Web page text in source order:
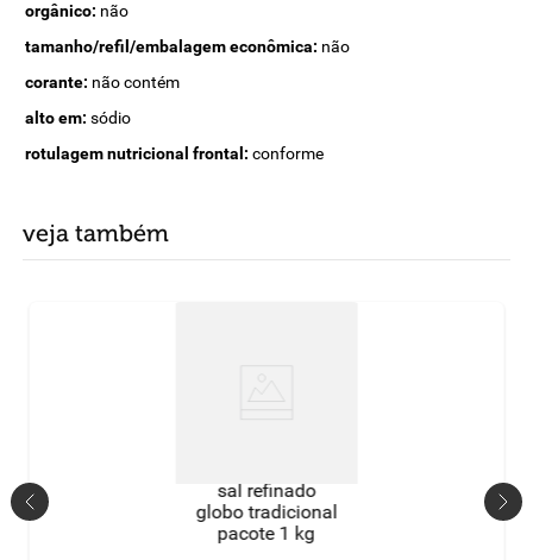
orgânico: não
tamanho/refil/embalagem econômica: não
corante: não contém
alto em: sódio
rotulagem nutricional frontal: conforme
veja também
sal refinado
globo tradicional
pacote 1 kg